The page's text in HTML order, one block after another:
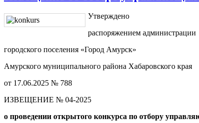
Утверждено
распоряжением администрации
городского поселения «Город Амурск»
Амурского муниципального района Хабаровского края
от 17.06.2025 № 788
ИЗВЕЩЕНИЕ № 04-2025
о проведении открытого конкурса по отбору